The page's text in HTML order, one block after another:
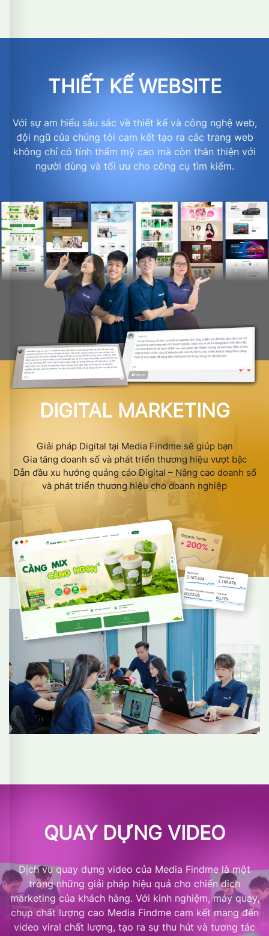
THIẾT KẾ WEBSITE
Với sự am hiểu sâu sắc về thiết kế và công nghệ web,
đội ngũ của chúng tôi cam kết tạo ra các trang web
không chỉ có tính thẩm mỹ cao mà còn thân thiện với
người dùng và tối ưu cho công cụ tìm kiếm.
DIGITAL MARKETING
Giải pháp Digital tại Media Findme sẽ giúp bạn
Gia tăng doanh số và phát triển thương hiệu vượt bậc
Dẫn đầu xu hướng quảng cáo Digital – Nâng cao doanh số
và phát triển thương hiệu cho doanh nghiệp
QUAY DỰNG VIDEO
Dịch vụ quay dựng video của Media Findme là một
trong những giải pháp hiệu quả cho chiến dịch
marketing của khách hàng. Với kinh nghiệm, máy quay,
chụp chất lượng cao Media Findme cam kết mang đến
video viral chất lượng, tạo ra sự thu hút và tương tác